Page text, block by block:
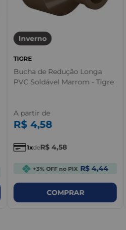
Inverno
TIGRE
Bucha de Redução Longa
PVC Soldável Marrom - Tigre
A partir de
R$ 4,58
1 deR$ 4,58
+3% OFF no PIX R$ 4,44
COMPRAR